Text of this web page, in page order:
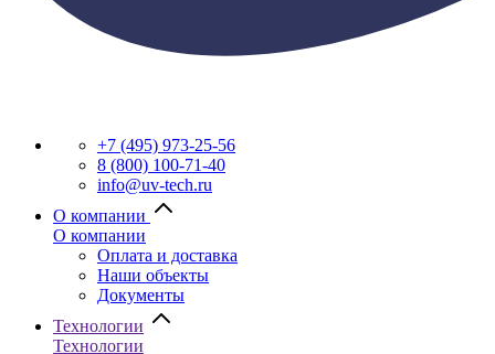
+7 (495) 973-25-56
8 (800) 100-71-40
info@uv-tech.ru
О компании
О компании
Оплата и доставка
Наши объекты
Документы
Технологии
Технологии